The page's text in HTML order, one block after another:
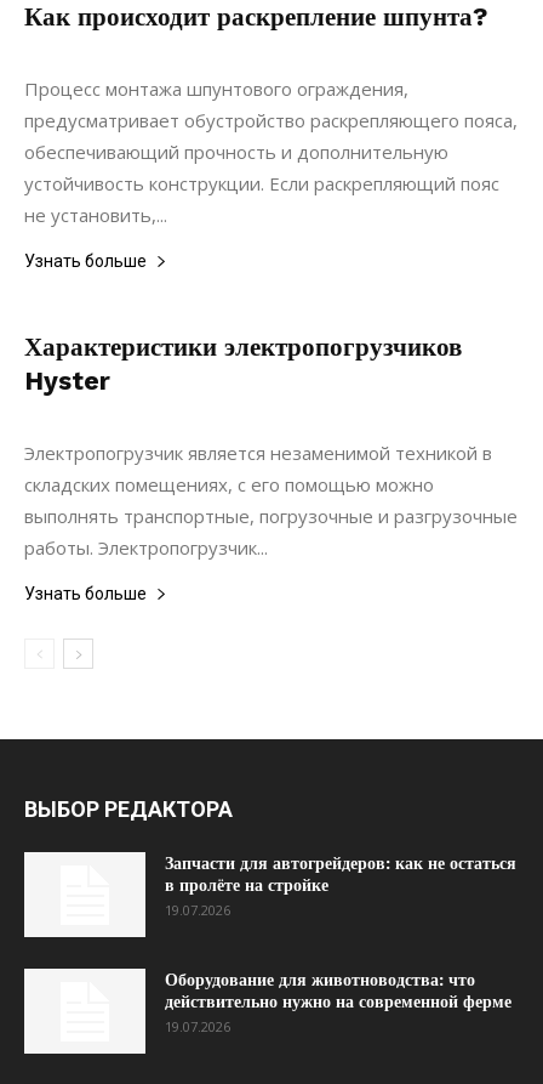
Как происходит раскрепление шпунта?
22.05.2022
Процесс монтажа шпунтового ограждения,
предусматривает обустройство раскрепляющего пояса,
обеспечивающий прочность и дополнительную
устойчивость конструкции. Если раскрепляющий пояс
не установить,...
Узнать больше
Характеристики электропогрузчиков
Hyster
09.04.2020
Электропогрузчик является незаменимой техникой в
складских помещениях, с его помощью можно
выполнять транспортные, погрузочные и разгрузочные
работы. Электропогрузчик...
Узнать больше
ВЫБОР РЕДАКТОРА
Запчасти для автогрейдеров: как не остаться
в пролёте на стройке
19.07.2026
Оборудование для животноводства: что
действительно нужно на современной ферме
19.07.2026